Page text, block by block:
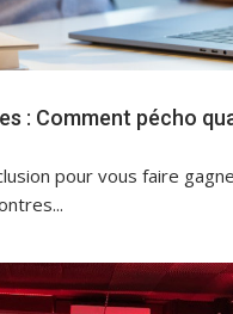
: Comment pécho
pour vous faire